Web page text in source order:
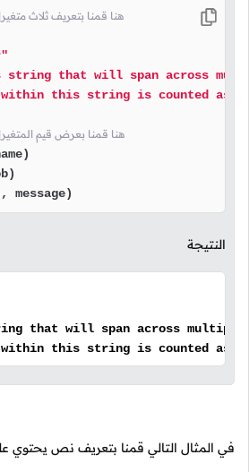
# هنا قمنا بتعريف ثلاث
that will span across
this string is counted as
# هنا قمنا بعرض قيم
, message)
النتيجة
that will span across
this string is counted as a
في المثال التالي قمنا بتعريف نص يحتوي